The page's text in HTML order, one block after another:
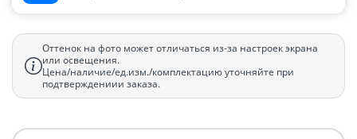
Оттенок на фото может отличаться из-за настроек экрана
или освещения.
Цена/наличие/ед.изм./комплектацию уточняйте при
подтверждениии заказа.